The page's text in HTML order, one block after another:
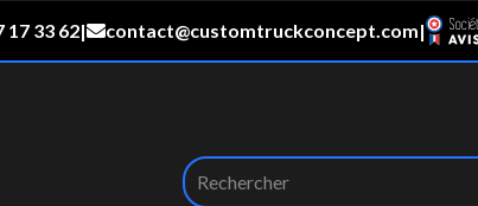
17 33 62| contact@customtruckconcept.com|